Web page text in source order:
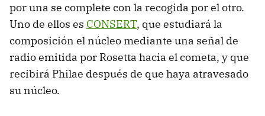
por una se complete con la recogida por el otro.
Uno de ellos es CONSERT, que estudiará la
composición el núcleo mediante una señal de
radio emitida por Rosetta hacia el cometa, y que
recibirá Philae después de que haya atravesado
su núcleo.